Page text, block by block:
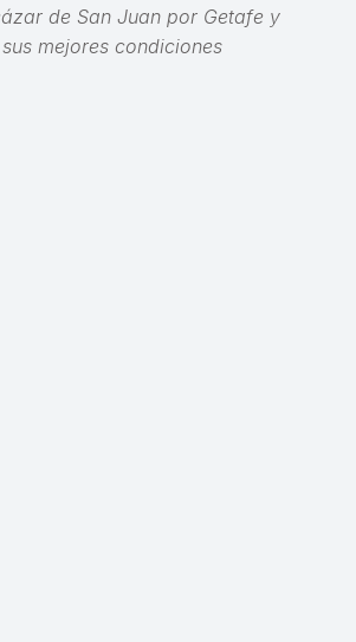
de San Juan por Getafe y
mejores condiciones